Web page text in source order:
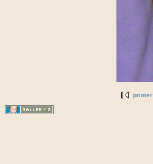
primer